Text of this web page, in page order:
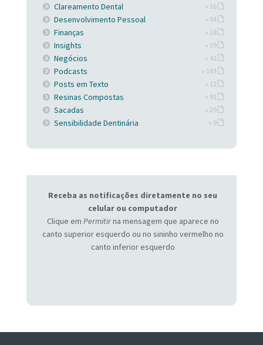
Clareamento Dental » 16
Desenvolvimento Pessoal » 54
Finanças » 18
Insights » 39
Negócios » 42
Podcasts » 143
Posts em Texto » 12
Resinas Compostas » 91
Sacadas » 29
Sensibilidade Dentinária » 9
Receba as notificações diretamente no seu
celular ou computador
Clique em Permitirna mensagem que aparece no
canto superior esquerdo ou no sininho vermelho no
canto inferior esquerdo